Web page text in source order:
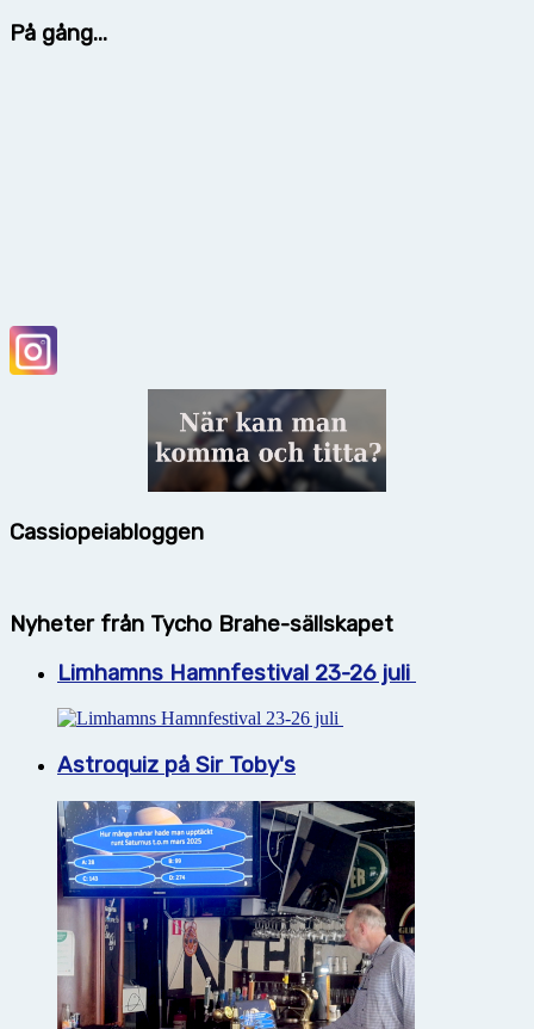
På gång...
Cassiopeiabloggen
Nyheter från Tycho Brahe-sällskapet
Limhamns Hamnfestival 23-26 juli
Astroquiz på Sir Toby's